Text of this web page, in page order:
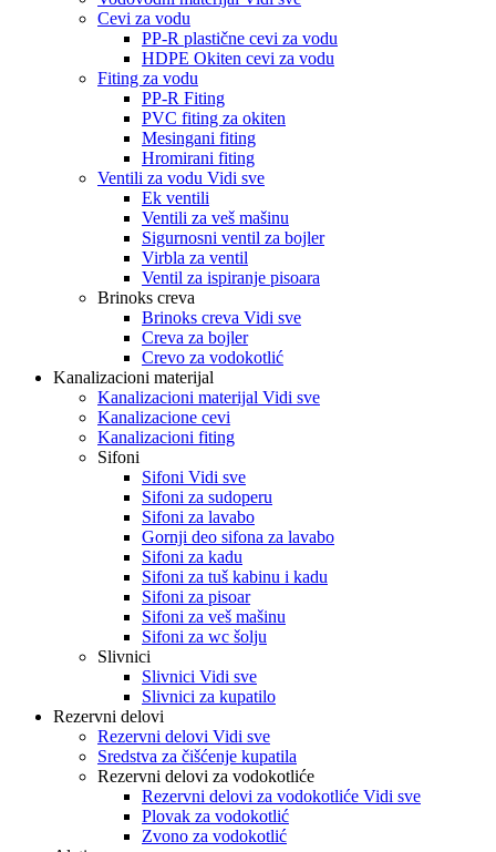
Cevi za vodu
PP-R plastične cevi za vodu
HDPE Okiten cevi za vodu
Fiting za vodu
PP-R Fiting
PVC fiting za okiten
Mesingani fiting
Hromirani fiting
Ventili za vodu Vidi sve
Ek ventili
Ventili za veš mašinu
Sigurnosni ventil za bojler
Virbla za ventil
Ventil za ispiranje pisoara
Brinoks creva
Brinoks creva Vidi sve
Creva za bojler
Crevo za vodokotlić
Kanalizacioni materijal
Kanalizacioni materijal Vidi sve
Kanalizacione cevi
Kanalizacioni fiting
Sifoni
Sifoni Vidi sve
Sifoni za sudoperu
Sifoni za lavabo
Gornji deo sifona za lavabo
Sifoni za kadu
Sifoni za tuš kabinu i kadu
Sifoni za pisoar
Sifoni za veš mašinu
Sifoni za wc šolju
Slivnici
Slivnici Vidi sve
Slivnici za kupatilo
Rezervni delovi
Rezervni delovi Vidi sve
Sredstva za čišćenje kupatila
Rezervni delovi za vodokotliće
Rezervni delovi za vodokotliće Vidi sve
Plovak za vodokotlić
Zvono za vodokotlić